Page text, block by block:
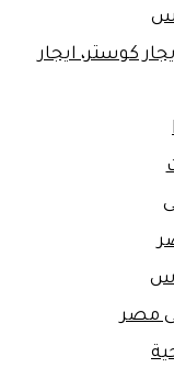
33 ايجار اتوبيس 28، إيجار كوستر، ايجار
مصر